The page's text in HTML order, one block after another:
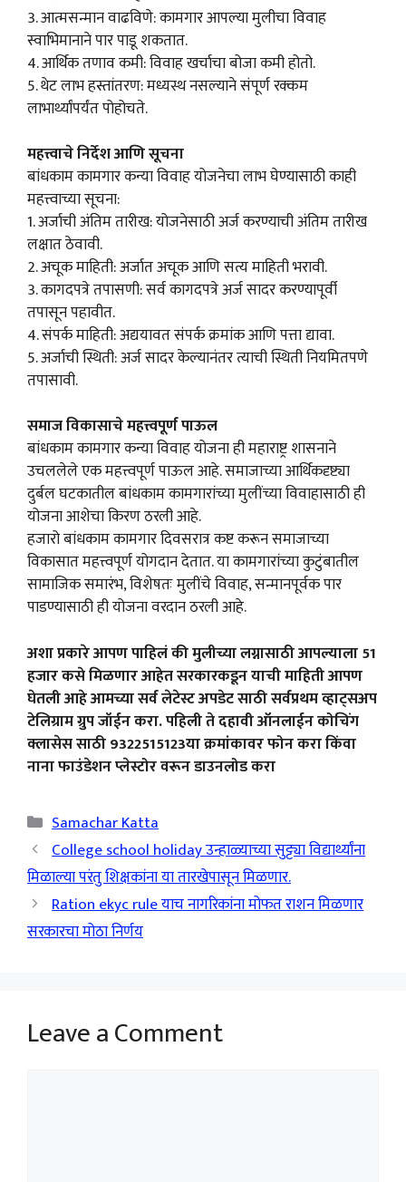
3. आत्मसन्मान वाढविणे: कामगार आपल्या मुलीचा विवाह
स्वाभिमानाने पार पाडू शकतात.
4. आर्थिक तणाव कमी: विवाह खर्चाचा बोजा कमी होतो.
5. थेट लाभ हस्तांतरण: मध्यस्थ नसल्याने संपूर्ण रक्कम
लाभार्थ्यांपर्यंत पोहोचते.
महत्त्वाचे निर्देश आणि सूचना
बांधकाम कामगार कन्या विवाह योजनेचा लाभ घेण्यासाठी काही
महत्त्वाच्या सूचना:
1. अर्जाची अंतिम तारीख: योजनेसाठी अर्ज करण्याची अंतिम तारीख
लक्षात ठेवावी.
2. अचूक माहिती: अर्जात अचूक आणि सत्य माहिती भरावी.
3. कागदपत्रे तपासणी: सर्व कागदपत्रे अर्ज सादर करण्यापूर्वी
तपासून पहावीत.
4. संपर्क माहिती: अद्ययावत संपर्क क्रमांक आणि पत्ता द्यावा.
5. अर्जाची स्थिती: अर्ज सादर केल्यानंतर त्याची स्थिती नियमितपणे
तपासावी.
समाज विकासाचे महत्त्वपूर्ण पाऊल
बांधकाम कामगार कन्या विवाह योजना ही महाराष्ट्र शासनाने
उचललेले एक महत्त्वपूर्ण पाऊल आहे. समाजाच्या आर्थिकदृष्ट्या
दुर्बल घटकातील बांधकाम कामगारांच्या मुलींच्या विवाहासाठी ही
योजना आशेचा किरण ठरली आहे.
हजारो बांधकाम कामगार दिवसरात्र कष्ट करून समाजाच्या
विकासात महत्त्वपूर्ण योगदान देतात. या कामगारांच्या कुटुंबातील
सामाजिक समारंभ, विशेषतः मुलींचे विवाह, सन्मानपूर्वक पार
पाडण्यासाठी ही योजना वरदान ठरली आहे.
अशा प्रकारे आपण पाहिलं की मुलीच्या लग्नासाठी आपल्याला 51
हजार कसे मिळणार आहेत सरकारकडून याची माहिती आपण
घेतली आहे आमच्या सर्व लेटेस्ट अपडेट साठी सर्वप्रथम व्हाट्सअप
टेलिग्राम ग्रुप जॉईन करा. पहिली ते दहावी ऑनलाईन कोचिंग
क्लासेस साठी 9322515123या क्रमांकावर फोन करा किंवा
नाना फाउंडेशन प्लेस्टोर वरून डाउनलोड करा
Categories
Samachar Katta
College school holiday उन्हाळ्याच्या सुट्ट्या विद्यार्थ्यांना
मिळाल्या परंतु शिक्षकांना या तारखेपासून मिळणार.
Ration ekyc rule याच नागरिकांना मोफत राशन मिळणार
सरकारचा मोठा निर्णय
Leave a Comment